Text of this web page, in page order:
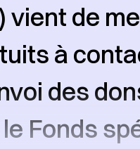
vient de
à
des
Fonds